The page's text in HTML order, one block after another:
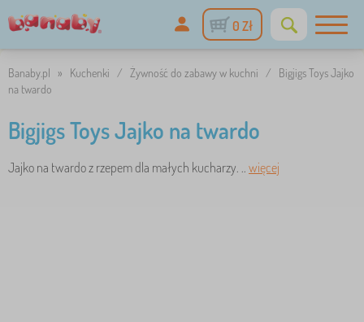
0 Zł
Banaby.pl » Kuchenki / Żywność do zabawy w kuchni /
Bigjigs Toys Jajko
na twardo
Bigjigs Toys Jajko na twardo
Jajko na twardo z rzepem dla małych kucharzy. .. więcej